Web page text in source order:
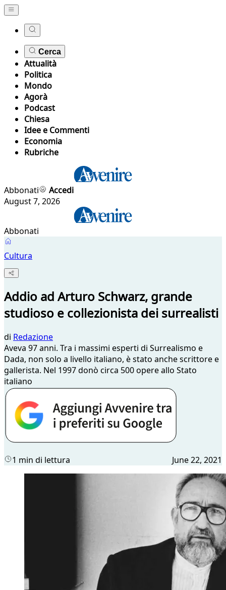
Cerca
Attualità
Politica
Mondo
Agorà
Podcast
Chiesa
Idee e Commenti
Economia
Rubriche
Abbonati
Accedi
August 7, 2026
Abbonati
Cultura
Addio ad Arturo Schwarz, grande
studioso e collezionista dei surrealisti
di Redazione
Aveva 97 anni. Tra i massimi esperti di Surrealismo e
Dada, non solo a livello italiano, è stato anche scrittore e
gallerista. Nel 1997 donò circa 500 opere allo Stato
italiano
1 min di lettura June 22, 2021